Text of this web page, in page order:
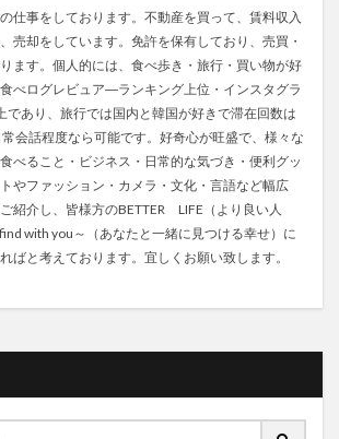
仕事をしております。不動産を買って、賃料収入
売却をしています。免許を保有しており、売買・
ます。個人的には、食べ歩き・旅行・買い物が好
べログレビュア―ランキング上位・インスタグラ
であり、旅行では国内と韓国が好きで滞在回数は
会話程度なら可能です。好奇心が旺盛で、様々な
べること・ビジネス・日常的な気づき・便利グッ
やファッション・カメラ・文化・言語など幅広
紹介し、皆様方のBETTER LIFE（より良い人
with you～（あなたと一緒に見つける幸せ）に
ばと考えております。宜しくお願い致します。